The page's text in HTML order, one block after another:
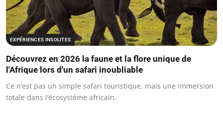
EXPÉRIENCES INSOLITES
Découvrez en 2026 la faune et la flore unique de
l'Afrique lors d'un safari inoubliable
Ce n’est pas un simple safari touristique, mais une immersion
totale dans l’écosystème africain.